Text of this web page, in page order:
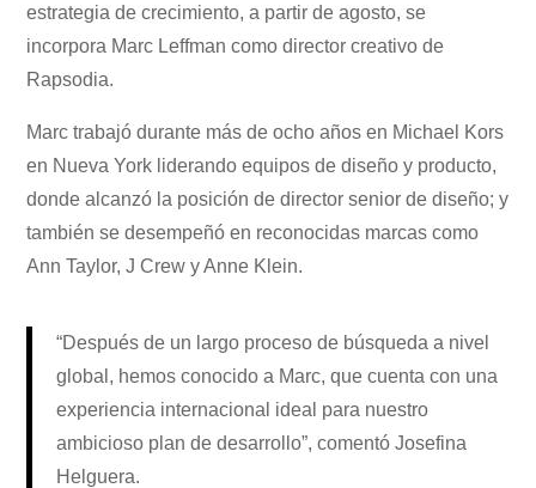
estrategia de crecimiento, a partir de agosto, se
incorpora Marc Leffman como director creativo de
Rapsodia.
Marc trabajó durante más de ocho años en Michael Kors
en Nueva York liderando equipos de diseño y producto,
donde alcanzó la posición de director senior de diseño; y
también se desempeñó en reconocidas marcas como
Ann Taylor, J Crew y Anne Klein.
“Después de un largo proceso de búsqueda a nivel
global, hemos conocido a Marc, que cuenta con una
experiencia internacional ideal para nuestro
ambicioso plan de desarrollo”, comentó Josefina
Helguera.